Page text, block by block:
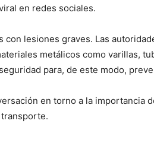
en redes sociales.
con lesiones graves. Las
metálicos como varillas,
para, de este modo,
en torno a la importancia